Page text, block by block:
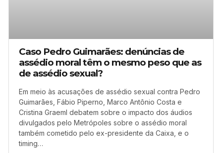
Caso Pedro Guimarães: denúncias de
assédio moral têm o mesmo peso que as
de assédio sexual?
Em meio às acusações de assédio sexual contra Pedro
Guimarães, Fábio Piperno, Marco Antônio Costa e
Cristina Graeml debatem sobre o impacto dos áudios
divulgados pelo Metrópoles sobre o assédio moral
também cometido pelo ex-presidente da Caixa, e o
timing…